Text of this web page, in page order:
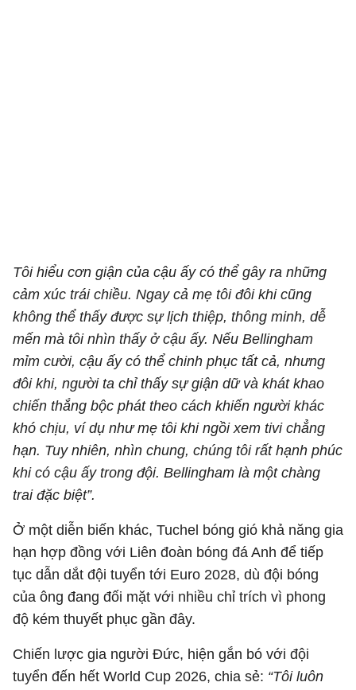
Tôi hiểu cơn giận của cậu ấy có thể gây ra những
cảm xúc trái chiều. Ngay cả mẹ tôi đôi khi cũng
không thể thấy được sự lịch thiệp, thông minh, dễ
mến mà tôi nhìn thấy ở cậu ấy. Nếu Bellingham
mỉm cười, cậu ấy có thể chinh phục tất cả, nhưng
đôi khi, người ta chỉ thấy sự giận dữ và khát khao
chiến thắng bộc phát theo cách khiến người khác
khó chịu, ví dụ như mẹ tôi khi ngồi xem tivi chẳng
hạn. Tuy nhiên, nhìn chung, chúng tôi rất hạnh phúc
khi có cậu ấy trong đội. Bellingham là một chàng
trai đặc biệt”.
Ở một diễn biến khác, Tuchel bóng gió khả năng gia
hạn hợp đồng với Liên đoàn bóng đá Anh để tiếp
tục dẫn dắt đội tuyển tới Euro 2028, dù đội bóng
của ông đang đối mặt với nhiều chỉ trích vì phong
độ kém thuyết phục gần đây.
Chiến lược gia người Đức, hiện gắn bó với đội
tuyển đến hết World Cup 2026, chia sẻ: “Tôi luôn